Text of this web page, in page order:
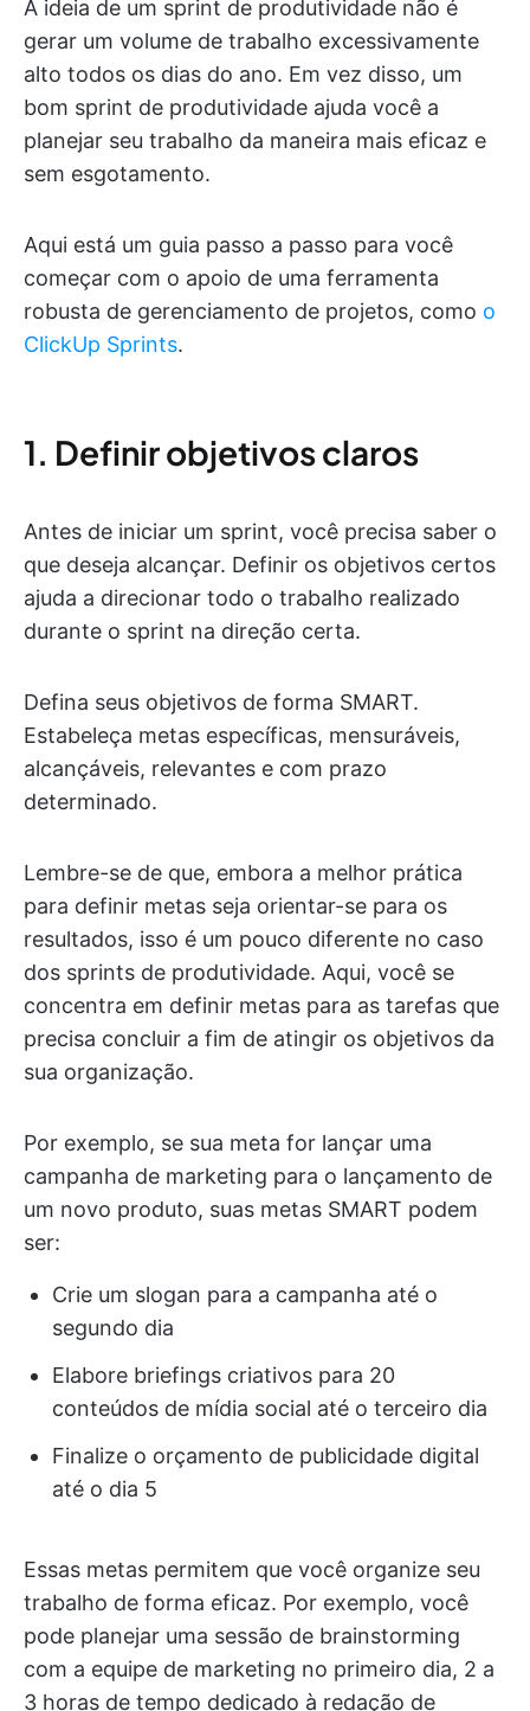
A ideia de um sprint de produtividade não é
gerar um volume de trabalho excessivamente
alto todos os dias do ano. Em vez disso, um
bom sprint de produtividade ajuda você a
planejar seu trabalho da maneira mais eficaz e
sem esgotamento.
Aqui está um guia passo a passo para você
começar com o apoio de uma ferramenta
robusta de gerenciamento de projetos, como o
ClickUp Sprints.
1. Definir objetivos claros
Antes de iniciar um sprint, você precisa saber o
que deseja alcançar. Definir os objetivos certos
ajuda a direcionar todo o trabalho realizado
durante o sprint na direção certa.
Defina seus objetivos de forma SMART.
Estabeleça metas específicas, mensuráveis,
alcançáveis, relevantes e com prazo
determinado.
Lembre-se de que, embora a melhor prática
para definir metas seja orientar-se para os
resultados, isso é um pouco diferente no caso
dos sprints de produtividade. Aqui, você se
concentra em definir metas para as tarefas que
precisa concluir a fim de atingir os objetivos da
sua organização.
Por exemplo, se sua meta for lançar uma
campanha de marketing para o lançamento de
um novo produto, suas metas SMART podem
ser:
Crie um slogan para a campanha até o
segundo dia
Elabore briefings criativos para 20
conteúdos de mídia social até o terceiro dia
Finalize o orçamento de publicidade digital
até o dia 5
Essas metas permitem que você organize seu
trabalho de forma eficaz. Por exemplo, você
pode planejar uma sessão de brainstorming
com a equipe de marketing no primeiro dia, 2 a
3 horas de tempo dedicado à redação de